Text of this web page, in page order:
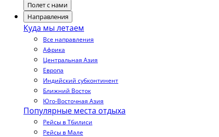
Полет с нами
Направления
Куда мы летаем
Все направления
Африка
Центральная Азия
Европа
Индийский субконтинент
Ближний Восток
Юго-Восточная Азия
Популярные места отдыха
Рейсы в Тбилиси
Рейсы в Мале